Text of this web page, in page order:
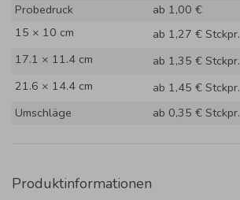
Probedruck
ab 1,00 €
15 × 10 cm
ab 1,27 € Stckpr.
17.1 × 11.4 cm
ab 1,35 € Stckpr.
21.6 × 14.4 cm
ab 1,45 € Stckpr.
Umschläge
ab 0,35 € Stckpr.
Produktinformationen